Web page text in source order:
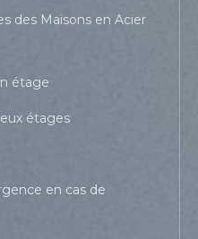
des Maisons en Acier
étage
étages
en cas de